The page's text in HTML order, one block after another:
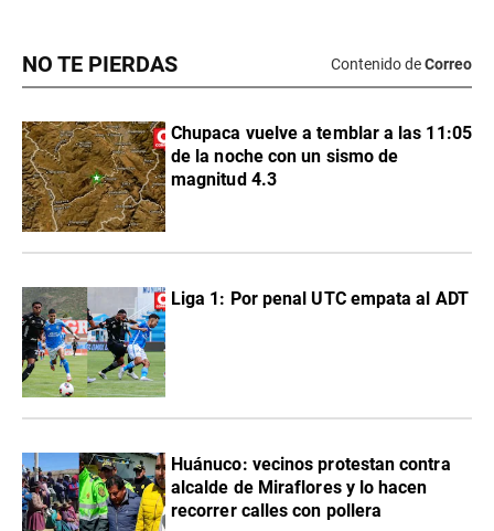
NO TE PIERDAS Contenido deCorreo
Chupaca vuelve a temblar a las 11:05
de la noche con un sismo de
magnitud 4.3
Liga 1: Por penal UTC empata al ADT
Huánuco: vecinos protestan contra
alcalde de Miraflores y lo hacen
recorrer calles con pollera